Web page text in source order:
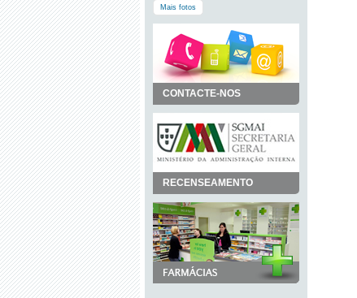
Mais fotos
CONTACTE-NOS
RECENSEAMENTO